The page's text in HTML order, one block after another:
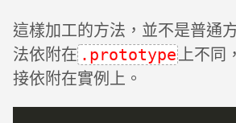
這樣加工的方法，並不是普通
法依附在 .prototype上不同
接依附在實例上。